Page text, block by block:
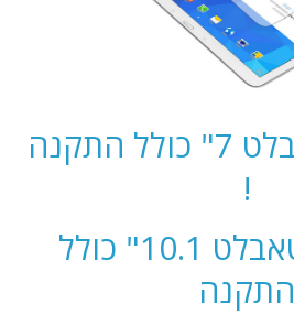
50 ש"ח לטאבלט 7" כולל התקנה
!
70 ש"ח לטאבלט 10.1" כולל
התקנה